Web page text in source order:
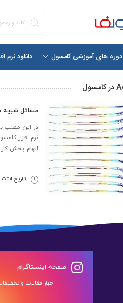
دوره های آموزشی کامسول دانلود نرم
مسائل شبیه
در این مطلب
نرم افزار
الهام بخش
تاریخ
صفحه اینستاگرام
اخبار مقالات و